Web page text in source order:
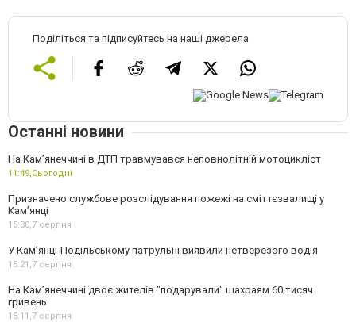
Поділіться та підписуйтесь на наші джерела
Останні новини
На Кам’янеччині в ДТП травмувався неповнолітній мотоцикліст
11:49,Сьогодні
Призначено службове розслідування пожежі на сміттєзвалищі у
Кам’янці
15:30,7 серпня
У Кам’янці-Подільському патрульні виявили нетверезого водія
15:21,7 серпня
На Камʼянеччині двоє жителів "подарували" шахраям 60 тисяч
гривень
15:11,7 серпня